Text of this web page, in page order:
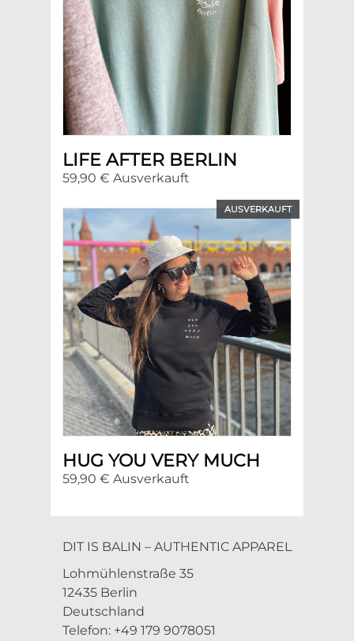
LIFE AFTER BERLIN
59,90 € Ausverkauft
AUSVERKAUFT
HUG YOU VERY MUCH
59,90 € Ausverkauft
DIT IS BALIN – AUTHENTIC APPAREL
Lohmühlenstraße 35
12435 Berlin
Deutschland
Telefon: +49 179 9078051